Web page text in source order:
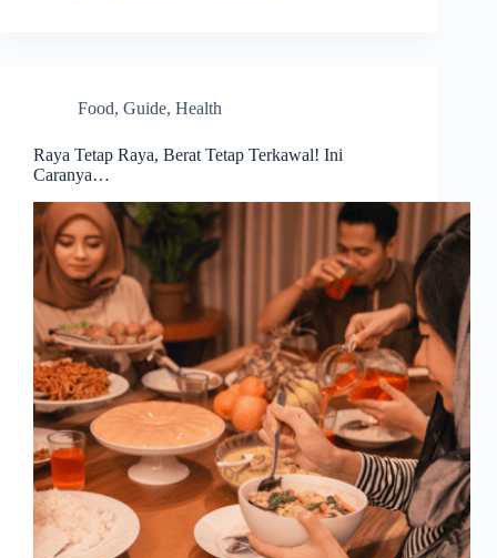
Food, Guide, Health
Raya Tetap Raya, Berat Tetap Terkawal! Ini
Caranya…